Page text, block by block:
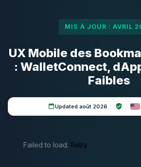
MIS À JOUR : AVRIL
UX Mobile des
: WalletConnect,
Faibles
Updated août 2026
Failed to load. Retry